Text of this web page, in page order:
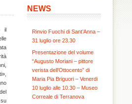
il
NEWS
Rinvio Fuochi di Sant’Anna –
31 luglio ore 23.30
Presentazione del volume
“Augusto Moriani – pittore
verista dell’Ottocento” di
Maria Pia Briguori – Venerdi
10 luglio alle 10.30 – Museo
Correale di Terranova